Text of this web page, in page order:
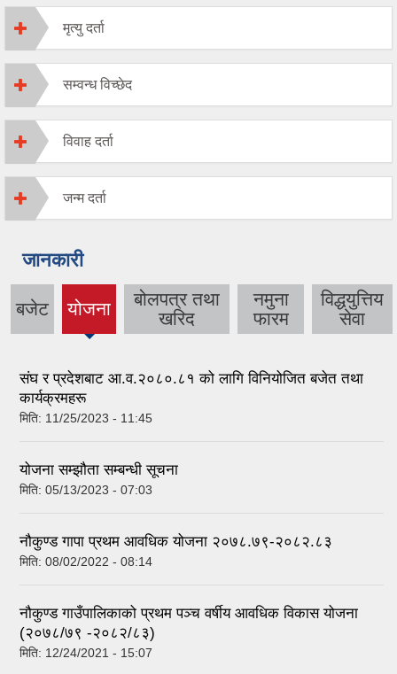
मृत्यु दर्ता
सम्वन्ध विच्छेद
विवाह दर्ता
जन्म दर्ता
जानकारी
बजेट योजना
(active
tab)
बोलपत्र तथा
खरिद
नमुना
फारम
विद्धयुत्तिय
सेवा
संघ र प्रदेशबाट आ.व.२०८०.८१ को लागि विनियोजित बजेत तथा
कार्यक्रमहरू
मिति: 11/25/2023 - 11:45
योजना सम्झौता सम्बन्धी सूचना
मिति: 05/13/2023 - 07:03
नौकुण्ड गापा प्रथम आवधिक योजना २०७८.७९-२०८२.८३
मिति: 08/02/2022 - 08:14
नौकुण्ड गाउँपालिकाको प्रथम पञ्च वर्षीय आवधिक विकास योजना
(२०७८/७९ -२०८२/८३)
मिति: 12/24/2021 - 15:07